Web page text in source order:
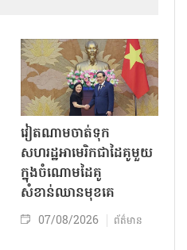
វៀតណាមចាត់ទុក
សហរដ្ឋអាមេរិកជាដៃគូមួយ
ក្នុងចំណោមដៃគូ
សំខាន់ឈានមុខគេ
07/08/2026 ព័ត៌មាន